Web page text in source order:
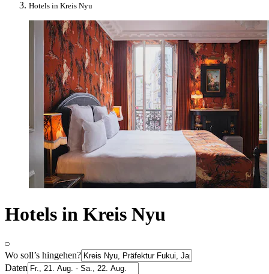
Hotels in Kreis Nyu
Hotels in Kreis Nyu
Wo soll’s hingehen?
Daten